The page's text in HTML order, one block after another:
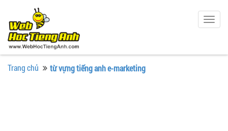
Trang chủ từ vựng tiếng anh e-marketing